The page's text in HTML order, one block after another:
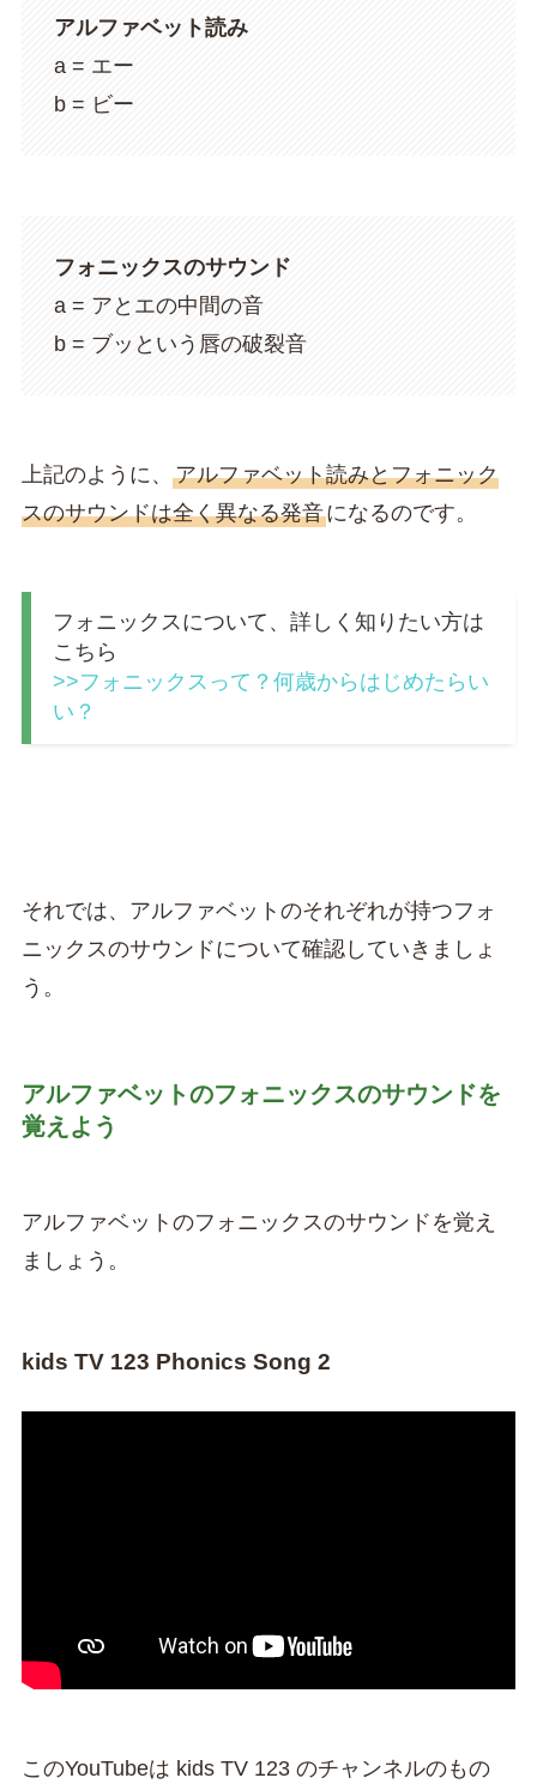
アルファベット読み
a = エー
b = ビー
フォニックスのサウンド
a = アとエの中間の音
b = ブッという唇の破裂音
上記のように、 アルファベット読みとフォニック
スのサウンドは全く異なる発音になるのです。
フォニックスについて、詳しく知りたい方は
こちら
>>フォニックスって？何歳からはじめたらい
い？
それでは、アルファベットのそれぞれが持つフォ
ニックスのサウンドについて確認していきましょ
う。
アルファベットのフォニックスのサウンドを
覚えよう
アルファベットのフォニックスのサウンドを覚え
ましょう。
kids TV 123 Phonics Song 2
このYouTubeは kids TV 123 のチャンネルのもの